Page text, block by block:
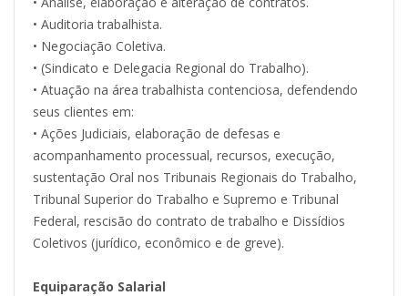
• Auditoria trabalhista.
• Negociação Coletiva.
• (Sindicato e Delegacia Regional do Trabalho).
• Atuação na área trabalhista contenciosa, defendendo
seus clientes em:
• Ações Judiciais, elaboração de defesas e
acompanhamento processual, recursos, execução,
sustentação Oral nos Tribunais Regionais do Trabalho,
Tribunal Superior do Trabalho e Supremo e Tribunal
Federal, rescisão do contrato de trabalho e Dissídios
Coletivos (jurídico, econômico e de greve).
Equiparação Salarial